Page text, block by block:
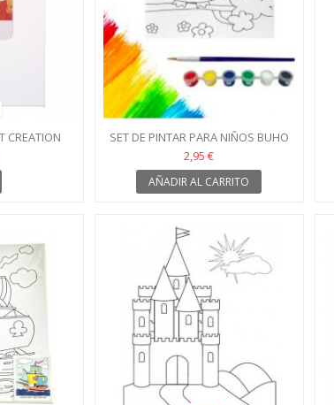
CREATION
SET DE PINTAR PARA NIÑOS BUHO
2,95 €
AÑADIR AL CARRITO